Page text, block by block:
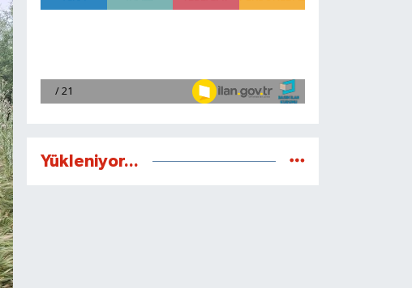
Yükleniyor...